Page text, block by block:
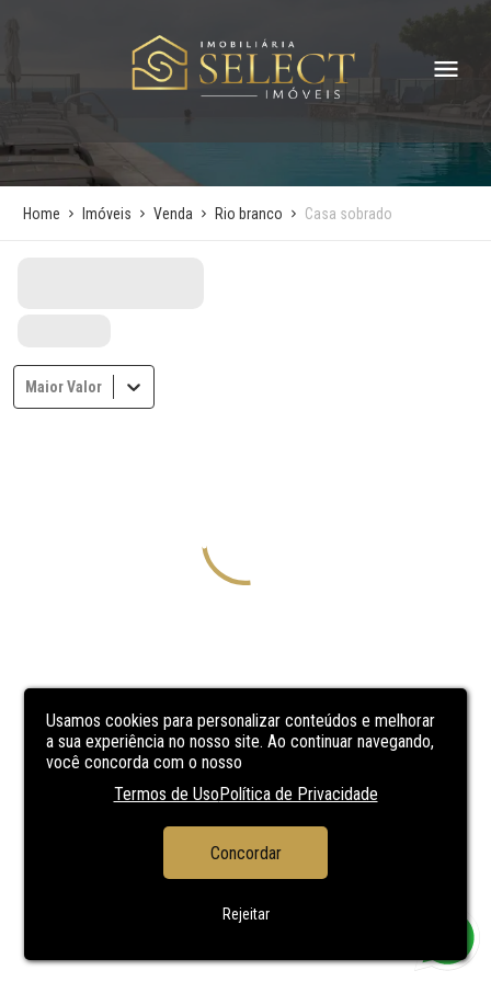
Usamos cookies para personalizar conteúdos e melhorar
a sua experiência no nosso site. Ao continuar navegando,
você concorda com o nosso
Termos de UsoPolítica de Privacidade
Concordar
Rejeitar
Home Imóveis Venda Rio branco Casa sobrado
Maior Valor